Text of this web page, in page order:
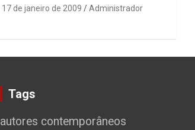
17 de janeiro de 2009 Administrador
Tags
autores contemporâneos